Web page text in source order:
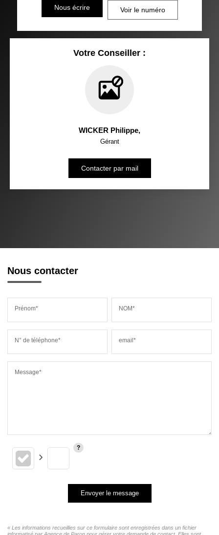
Nous écrire Voir le numéro
Votre Conseiller :
WICKER Philippe,
Gérant
Contacter par mail
Nous contacter
Prénom* NOM*
N° de téléphone* email*
Message*
Envoyer le message
« Les informations recueillies sur ce formulaire sont enregistrées dans un fichier
informatisé par Agence de Paron pour gérer votre demande de contact. Elles sont